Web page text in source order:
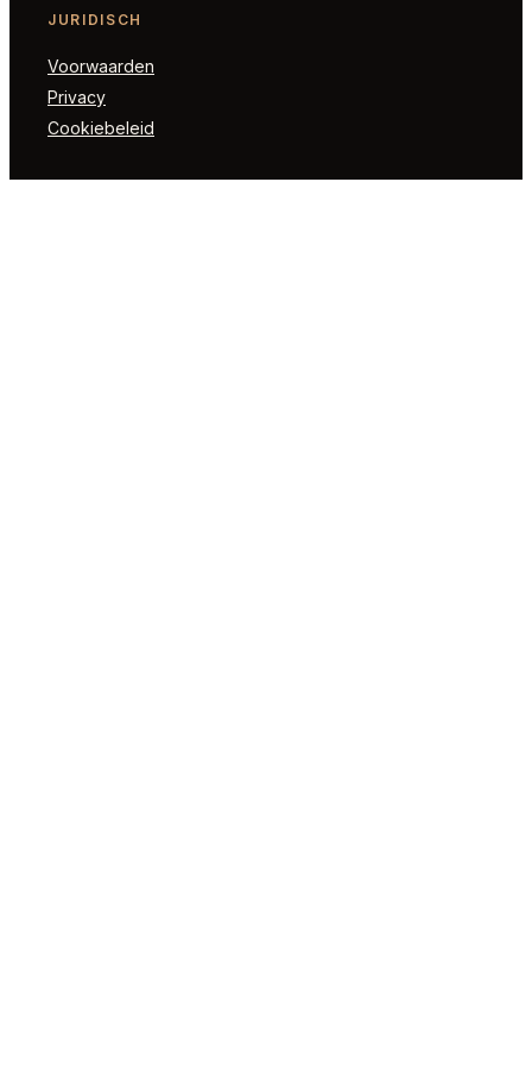
JURIDISCH
Voorwaarden
Privacy
Cookiebeleid